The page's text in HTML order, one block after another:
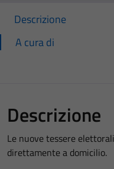
Descrizione
A cura di
Descrizione
Le nuove tessere
direttamente a domicilio.